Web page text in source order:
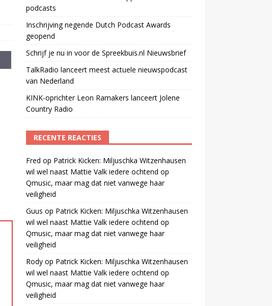
podcasts
Inschrijving negende Dutch Podcast Awards
geopend
Schrijf je nu in voor de Spreekbuis.nl Nieuwsbrief
TalkRadio lanceert meest actuele nieuwspodcast
van Nederland
KINK-oprichter Leon Ramakers lanceert Jolene
Country Radio
RECENTE REACTIES
Fred op Patrick Kicken: Miljuschka Witzenhausen
wil wel naast Mattie Valk iedere ochtend op
Qmusic, maar mag dat niet vanwege haar
veiligheid
Guus op Patrick Kicken: Miljuschka Witzenhausen
wil wel naast Mattie Valk iedere ochtend op
Qmusic, maar mag dat niet vanwege haar
veiligheid
Rodyop Patrick Kicken: Miljuschka Witzenhausen
wil wel naast Mattie Valk iedere ochtend op
Qmusic, maar mag dat niet vanwege haar
veiligheid